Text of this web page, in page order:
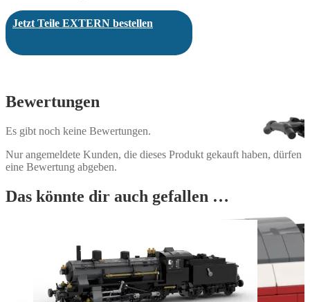
Jetzt Teile EXTERN bestellen
Bewertungen
Es gibt noch keine Bewertungen.
Nur angemeldete Kunden, die dieses Produkt gekauft haben, dürfen
eine Bewertung abgeben.
Das könnte dir auch gefallen …